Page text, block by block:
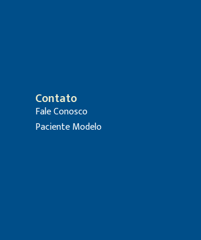
Contato
Fale Conosco
Paciente Modelo